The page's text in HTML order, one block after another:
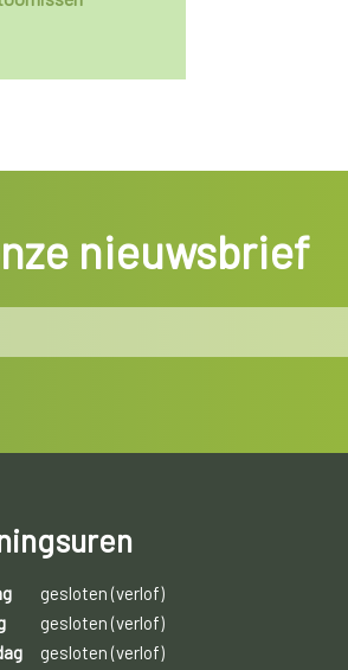
nieuwsbrief
gesloten (verlof)
gesloten (verlof)
gesloten (verlof)